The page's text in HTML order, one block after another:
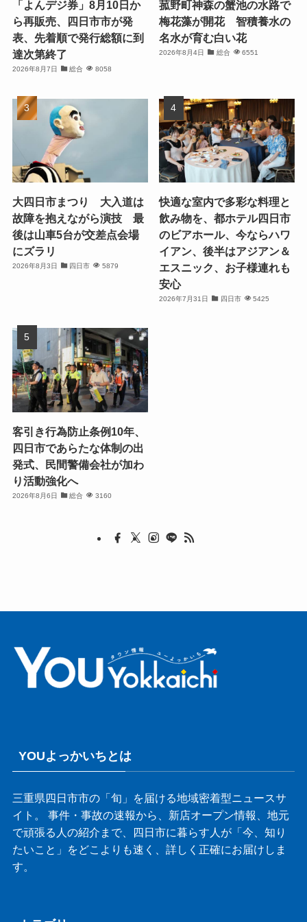
「よんデジ券」8月10日か
ら再販売、四日市市が発
表、先着順で発行総額に到
達次第終了
2026年8月7日 総合 8058
菰野町神森の蟹池の水路で
梅花藻が開花 智積養水の
名水が育む白い花
2026年8月4日 総合 6551
大四日市まつり 大入道は
故障を抱えながら演技 最
後は山車5台が交差点会場
にズラリ
2026年8月3日 四日市 5879
快適な室内で多彩な料理と
飲み物を、都ホテル四日市
のビアホール、今ならハワ
イアン、後半はアジアン＆
エスニック、お子様連れも
安心
2026年7月31日 四日市 5425
客引き行為防止条例10年、
四日市であらたな体制の出
発式、民間警備会社が加わ
り活動強化へ
2026年8月6日 総合 3160
YOUよっかいちとは
三重県四日市市の「旬」を届ける地域密着型ニュースサ
イト。 事件・事故の速報から、新店オープン情報、地元
で頑張る人の紹介まで、四日市に暮らす人が「今、知り
たいこと」をどこよりも速く、詳しく正確にお届けしま
す。